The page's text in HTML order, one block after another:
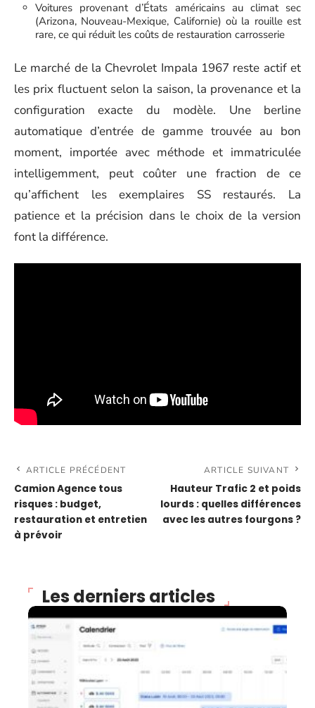
Voitures provenant d’États américains au climat sec
(Arizona, Nouveau-Mexique, Californie) où la rouille est
rare, ce qui réduit les coûts de restauration carrosserie
Le marché de la Chevrolet Impala 1967 reste actif et
les prix fluctuent selon la saison, la provenance et la
configuration exacte du modèle. Une berline
automatique d’entrée de gamme trouvée au bon
moment, importée avec méthode et immatriculée
intelligemment, peut coûter une fraction de ce
qu’affichent les exemplaires SS restaurés. La
patience et la précision dans le choix de la version
font la différence.
ARTICLE PRÉCÉDENT
Camion Agence tous
risques : budget,
restauration et entretien
à prévoir
ARTICLE SUIVANT
Hauteur Trafic 2 et poids
lourds : quelles différences
avec les autres fourgons ?
Les derniers articles